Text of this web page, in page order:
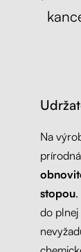
Na
stopou.
do